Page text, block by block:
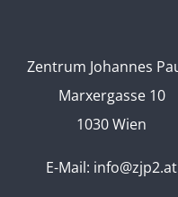
Zentrum Johannes
Marxergasse 10
1030 Wien
E-Mail: info@zjp2.at